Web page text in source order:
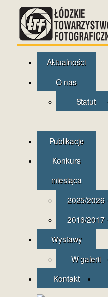
Aktualności
O nas
Statut
Publikacje
Konkurs
miesiąca
2025/2026
2016/2017
Wystawy
W galerii
Kontakt